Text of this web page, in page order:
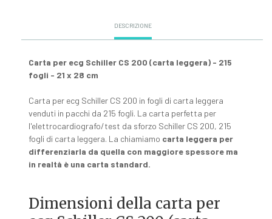
DESCRIZIONE
Carta per ecg Schiller CS 200 (carta leggera) - 215
fogli - 21 x 28 cm
Carta per ecg Schiller CS 200 in fogli di carta leggera
venduti in pacchi da 215 fogli. La carta perfetta per
l'elettrocardiografo/test da sforzo Schiller CS 200, 215
fogli di carta leggera. La chiamiamo carta leggera per
differenziarla da quella con maggiore spessore ma
in realtà è una carta standard.
Dimensioni della carta per